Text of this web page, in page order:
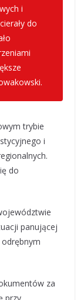
i
do
trybie
i
do
panującej
za